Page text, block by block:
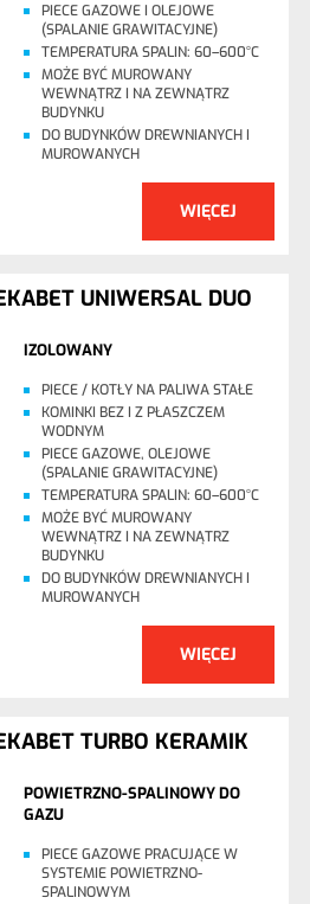
PIECE GAZOWE I OLEJOWE
(SPALANIE GRAWITACYJNE)
TEMPERATURA SPALIN: 60–600°C
MOŻE BYĆ MUROWANY
WEWNĄTRZ I NA ZEWNĄTRZ
BUDYNKU
DO BUDYNKÓW DREWNIANYCH I
MUROWANYCH
WIĘCEJ
UNIWERSAL DUO
IZOLOWANY
PIECE / KOTŁY NA PALIWA STAŁE
KOMINKI BEZ I Z PŁASZCZEM
WODNYM
PIECE GAZOWE, OLEJOWE
(SPALANIE GRAWITACYJNE)
TEMPERATURA SPALIN: 60–600°C
MOŻE BYĆ MUROWANY
WEWNĄTRZ I NA ZEWNĄTRZ
BUDYNKU
DO BUDYNKÓW DREWNIANYCH I
MUROWANYCH
WIĘCEJ
TURBO KERAMIK
POWIETRZNO-SPALINOWY DO
GAZU
PIECE GAZOWE PRACUJĄCE W
SYSTEMIE POWIETRZNO-
SPALINOWYM